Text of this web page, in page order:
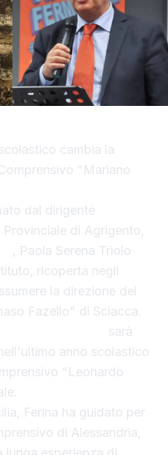
cambia la
"Mariano
dal dirigente
di Agrigento,
, Paola Serena Triolo
ricoperta negli
la direzione del
Fazello" di Sciacca.
sarà
anno scolastico
"Leonardo
Ferina ha guidato per
di Alessandria,